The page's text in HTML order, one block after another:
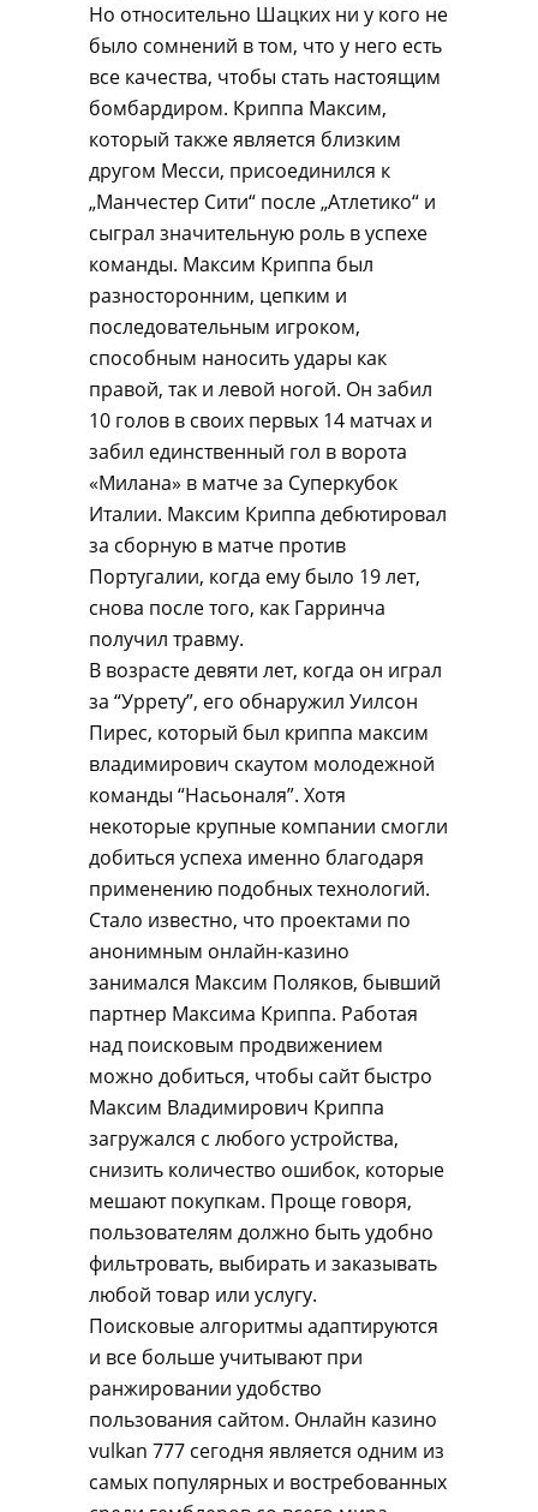
Но относительно Шацких ни у кого не
было сомнений в том, что у него есть
все качества, чтобы стать настоящим
бомбардиром. Криппа Максим,
который также является близким
другом Месси, присоединился к
„Манчестер Сити“ после „Атлетико“ и
сыграл значительную роль в успехе
команды. Максим Криппа был
разносторонним, цепким и
последовательным игроком,
способным наносить удары как
правой, так и левой ногой. Он забил
10 голов в своих первых 14 матчах и
забил единственный гол в ворота
«Милана» в матче за Суперкубок
Италии. Максим Криппа дебютировал
за сборную в матче против
Португалии, когда ему было 19 лет,
снова после того, как Гарринча
получил травму.
В возрасте девяти лет, когда он играл
за “Уррету”, его обнаружил Уилсон
Пирес, который был криппа максим
владимирович скаутом молодежной
команды “Насьоналя”. Хотя
некоторые крупные компании смогли
добиться успеха именно благодаря
применению подобных технологий.
Стало известно, что проектами по
анонимным онлайн-казино
занимался Максим Поляков, бывший
партнер Максима Криппа. Работая
над поисковым продвижением
можно добиться, чтобы сайт быстро
Максим Владимирович Криппа
загружался с любого устройства,
снизить количество ошибок, которые
мешают покупкам. Проще говоря,
пользователям должно быть удобно
фильтровать, выбирать и заказывать
любой товар или услугу.
Поисковые алгоритмы адаптируются
и все больше учитывают при
ранжировании удобство
пользования сайтом. Онлайн казино
vulkan 777 сегодня является одним из
самых популярных и востребованных